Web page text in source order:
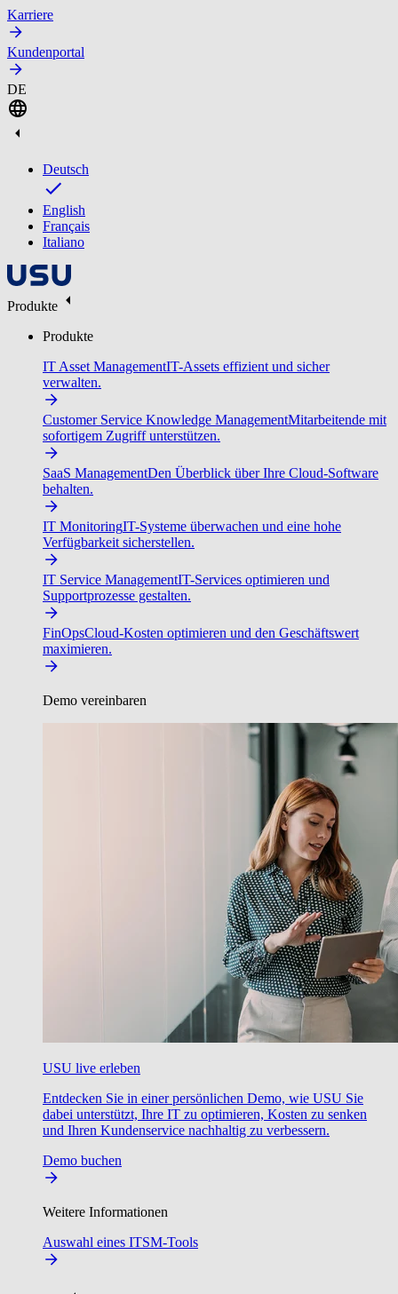
Karriere
Kundenportal
DE
Deutsch
English
Français
Italiano
Produkte
Produkte
IT Asset ManagementIT-Assets effizient und sicher
verwalten.
Customer Service Knowledge ManagementMitarbeitende mit
sofortigem Zugriff unterstützen.
SaaS ManagementDen Überblick über Ihre Cloud-Software
behalten.
IT MonitoringIT-Systeme überwachen und eine hohe
Verfügbarkeit sicherstellen.
IT Service ManagementIT-Services optimieren und
Supportprozesse gestalten.
FinOpsCloud-Kosten optimieren und den Geschäftswert
maximieren.
Demo vereinbaren
USU live erleben
Entdecken Sie in einer persönlichen Demo, wie USU Sie
dabei unterstützt, Ihre IT zu optimieren, Kosten zu senken
und Ihren Kundenservice nachhaltig zu verbessern.
Demo buchen
Weitere Informationen
Auswahl eines ITSM-Tools